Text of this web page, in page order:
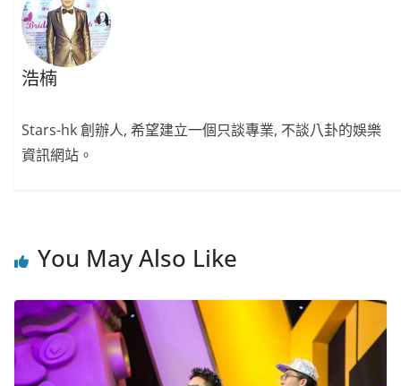
浩楠
Stars-hk 創辦人, 希望建立一個只談專業, 不談八卦的娛樂
資訊網站。
You May Also Like